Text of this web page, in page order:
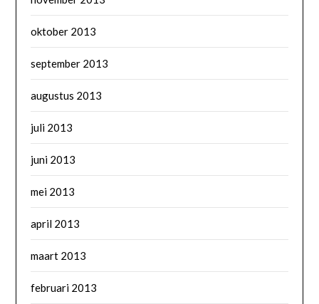
oktober 2013
september 2013
augustus 2013
juli 2013
juni 2013
mei 2013
april 2013
maart 2013
februari 2013